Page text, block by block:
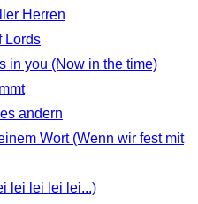
Herren
Lords
in you (Now in the time)
andern
Wort (Wenn wir fest mit
lei lei lei lei...)